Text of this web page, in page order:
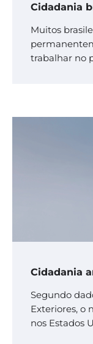
Cidadania
Muitos
trabalhar no
Cidadania
Segundo
Exteriores, o
nos Estados